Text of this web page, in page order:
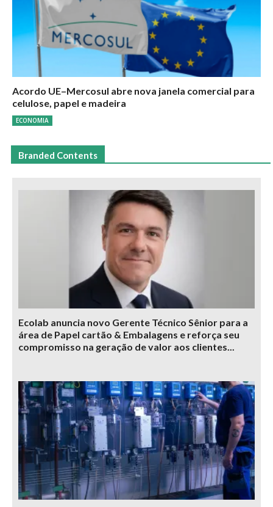
Acordo UE–Mercosul abre nova janela comercial para
celulose, papel e madeira
ECONOMIA
Branded Contents
Ecolab anuncia novo Gerente Técnico Sênior para a
área de Papel cartão & Embalagens e reforça seu
compromisso na geração de valor aos clientes...